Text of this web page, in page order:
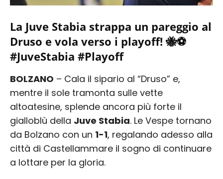
La Juve Stabia strappa un pareggio al
Druso e vola verso i playoff! 🐝⚽️
#JuveStabia #Playoff
BOLZANO – Cala il sipario al “Druso” e,
mentre il sole tramonta sulle vette
altoatesine, splende ancora più forte il
gialloblù della Juve Stabia. Le Vespe tornano
da Bolzano con un 1-1, regalando adesso alla
città di Castellammare il sogno di continuare
a lottare per la gloria.